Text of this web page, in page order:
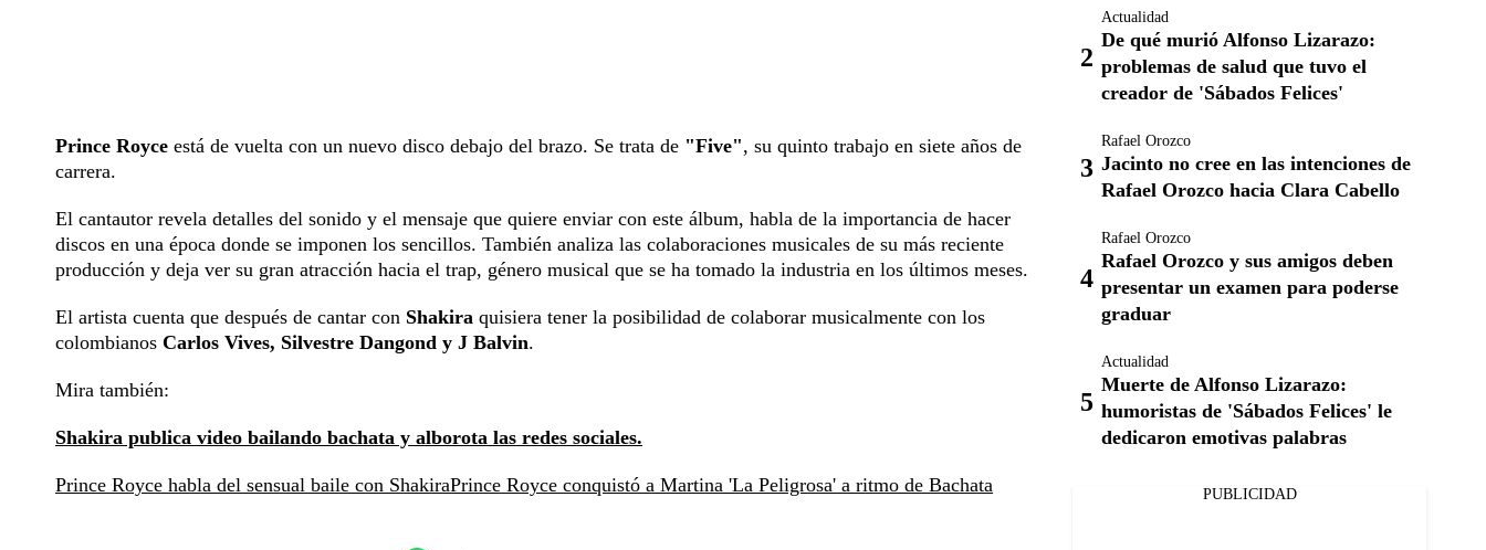
Prince Royce está de vuelta con un nuevo disco debajo del brazo. Se trata de "Five", su quinto trabajo en siete años de
carrera.
El cantautor revela detalles del sonido y el mensaje que quiere enviar con este álbum, habla de la importancia de hacer
discos en una época donde se imponen los sencillos. También analiza las colaboraciones musicales de su más reciente
producción y deja ver su gran atracción hacia el trap, género musical que se ha tomado la industria en los últimos meses.
El artista cuenta que después de cantar con Shakira quisiera tener la posibilidad de colaborar musicalmente con los
colombianos Carlos Vives, Silvestre Dangond y J Balvin.
Mira también:
Shakira publica video bailando bachata y alborota las redes sociales.
Prince Royce habla del sensual baile con ShakiraPrince Royce conquistó a Martina 'La Peligrosa' a ritmo de Bachata
Actualidad
De qué murió Alfonso Lizarazo:
problemas de salud que tuvo el
creador de 'Sábados Felices'
Rafael Orozco
Jacinto no cree en las intenciones de
Rafael Orozco hacia Clara Cabello
Rafael Orozco
Rafael Orozco y sus amigos deben
presentar un examen para poderse
graduar
Actualidad
Muerte de Alfonso Lizarazo:
humoristas de 'Sábados Felices' le
dedicaron emotivas palabras
PUBLICIDAD